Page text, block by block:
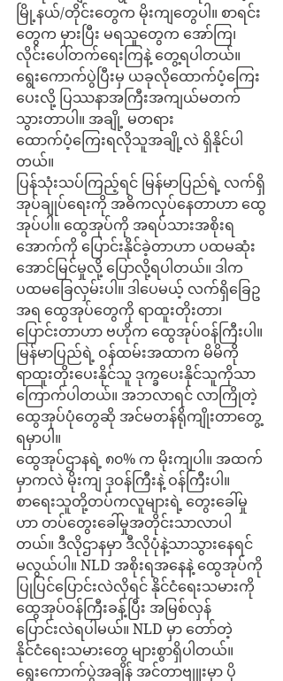
မြို့နယ်/တိုင်းတွေက မိုးကျတွေပါ။ စာရင်း
တွေက မှားပြီး မရသူတွေက အော်ကြ၊
လိုင်းပေါ်တက်ရေးကြနဲ့ တွေ့ရပါတယ်။
ရွေးကောက်ပွဲပြီးမှ ယခုလိုထောက်ပံ့ကြေး
ပေးလို့ ပြဿနာအကြီးအကျယ်မတက်
သွားတာပါ။ အချို့ မတရား
ထောက်ပံ့ကြေးရလိုသူအချို့လဲ ရှိနိုင်ပါ
တယ်။
ပြန်သုံးသပ်ကြည့်ရင် မြန်မာပြည်ရဲ့ လက်ရှိ
အုပ်ချုပ်ရေးကို အဓိကလုပ်နေတာဟာ ထွေ
အုပ်ပါ။ ထွေအုပ်ကို အရပ်သားအစိုးရ
အောက်ကို ပြောင်းနိုင်ခဲ့တာဟာ ပထမဆုံး
အောင်မြင်မှုလို့ ပြောလို့ရပါတယ်။ ဒါက
ပထမခြေလှမ်းပါ။ ဒါပေမယ့် လက်ရှိခြေဥ
အရ ထွေအုပ်တွေကို ရာထူးတိုးတာ၊
ပြောင်းတာဟာ ဗဟိုက ထွေအုပ်ဝန်ကြီးပါ။
မြန်မာပြည်ရဲ့ ဝန်ထမ်းအထာက မိမိကို
ရာထူးတိုးပေးနိုင်သူ ဒုက္ခပေးနိုင်သူကိုသာ
ကြောက်ပါတယ်။ အဘလာရင် လာကြိုတဲ့
ထွေအုပ်ပုံတွေဆို အင်မတန်ရိုကျိုးတာတွေ့
ရမှာပါ။
ထွေအုပ်ဌာနရဲ့ ၈၀% က မိုးကျပါ။ အထက်
မှာကလဲ မိုးကျ ဒုဝန်ကြီးနဲ့ ဝန်ကြီးပါ။
စာရေးသူတို့တပ်ကလူများရဲ့ တွေးခေါ်မှု
ဟာ တပ်တွေးခေါ်မှုအတိုင်းသာလာပါ
တယ်။ ဒီလိုဌာနမှာ ဒီလိုပုံနဲ့သာသွားနေရင်
မလွယ်ပါ။ NLD အစိုးရအနေနဲ့ ထွေအုပ်ကို
ပြုပြင်ပြောင်းလဲလိုရင် နိုင်ငံရေးသမားကို
ထွေအုပ်ဝန်ကြီးခန့်ပြီး အမြစ်လှန်
ပြောင်းလဲရပါမယ်။ NLD မှာ တော်တဲ့
နိုင်ငံရေးသမားတွေ များစွာရှိပါတယ်။
ရွေးကောက်ပွဲအချိန် အင်တာဗျူးမှာ ပို